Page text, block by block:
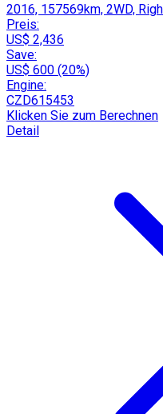
2016, 157569km, 2WD,
Preis:
US$ 2,436
Save:
US$ 600 (20%)
Engine:
CZD615453
Klicken Sie zum Berechnen
Detail